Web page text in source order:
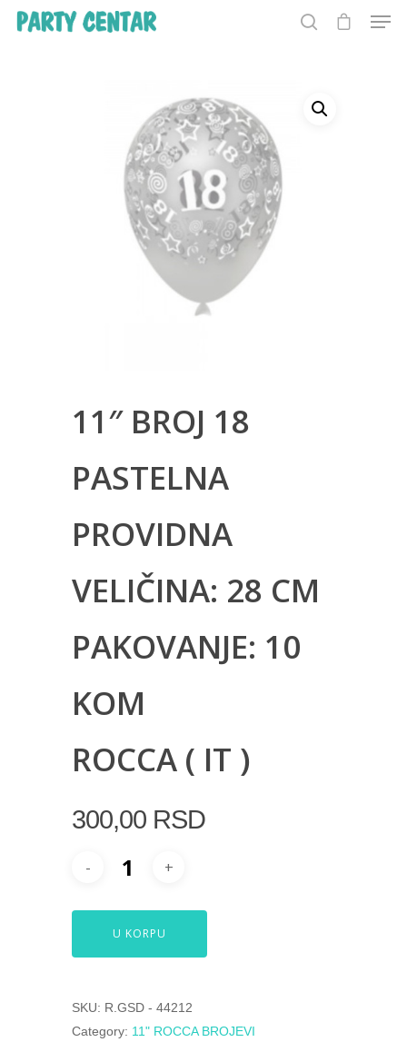
Hit enter to search or ESC to close
11″ BROJ 18
PASTELNA
PROVIDNA
VELIČINA: 28 CM
PAKOVANJE: 10
KOM
ROCCA ( IT )
300,00 RSD
U KORPU
SKU: R.GSD - 44212
Category: 11" ROCCA BROJEVI